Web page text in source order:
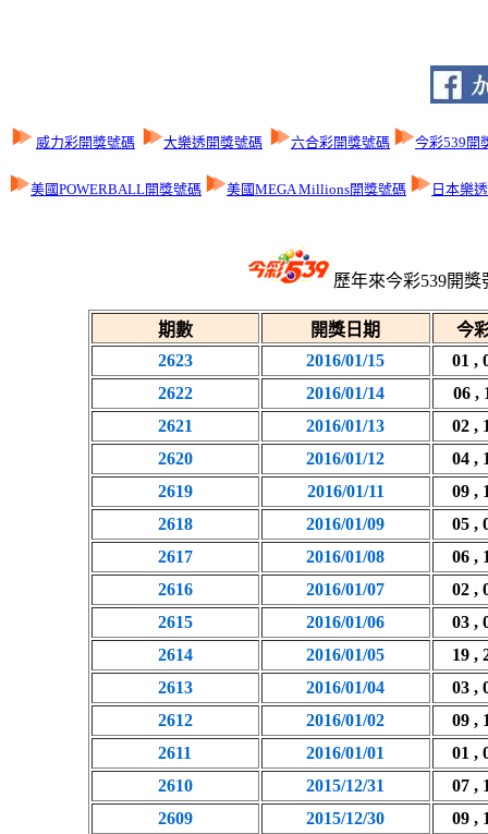
威力彩開獎號碼 大樂透開獎號碼 六合彩開獎號碼 今彩539開
美國POWERBALL開獎號碼 美國MEGA Millions開獎號碼 日本樂
歷年來今彩539開
期數 開獎日期
今
2623
2016/01/15
01 ,
2622
2016/01/14
06 ,
2621
2016/01/13
02 ,
2620
2016/01/12
04 ,
2619
2016/01/11
09 ,
2618
2016/01/09
05 ,
2617
2016/01/08
06 ,
2616
2016/01/07
02 ,
2615
2016/01/06
03 ,
2614
2016/01/05
19 ,
2613
2016/01/04
03 ,
2612
2016/01/02
09 ,
2611
2016/01/01
01 ,
2610
2015/12/31
07 ,
2609
2015/12/30
09 ,